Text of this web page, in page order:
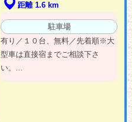
距離 1.6 km
駐車場
有り／１０台、無料／先着順※大
型車は直接宿までご相談下さ
い。...